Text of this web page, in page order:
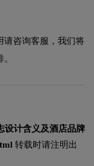
请咨询客服，我们将
设计含义及酒店品牌
转载时请注明出